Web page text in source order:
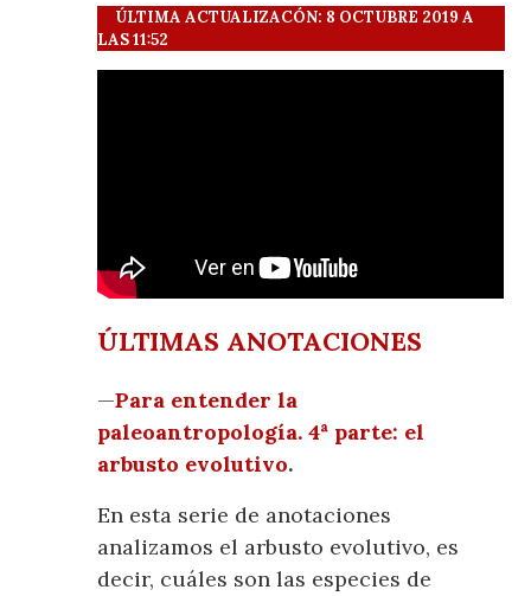
ÚLTIMA ACTUALIZACÓN: 8 OCTUBRE 2019 A
LAS 11:52
ÚLTIMAS ANOTACIONES
—Para entender la
paleoantropología. 4ª parte: el
arbusto evolutivo.
En esta serie de anotaciones
analizamos el arbusto evolutivo, es
decir, cuáles son las especies de